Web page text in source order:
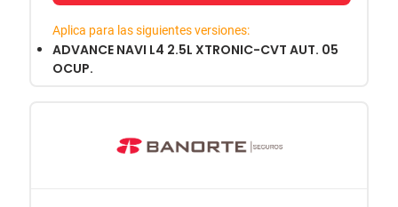
Aplica para las siguientes versiones:
ADVANCE NAVI L4 2.5L XTRONIC-CVT AUT. 05
OCUP.